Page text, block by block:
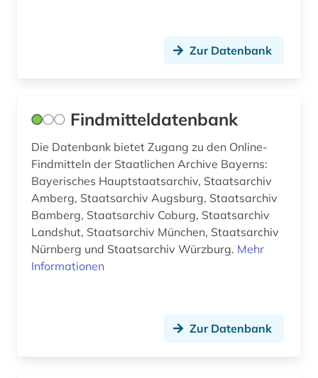
Zur Datenbank
Findmitteldatenbank
Die Datenbank bietet Zugang zu den Online-
Findmitteln der Staatlichen Archive Bayerns:
Bayerisches Hauptstaatsarchiv, Staatsarchiv
Amberg, Staatsarchiv Augsburg, Staatsarchiv
Bamberg, Staatsarchiv Coburg, Staatsarchiv
Landshut, Staatsarchiv München, Staatsarchiv
Nürnberg und Staatsarchiv Würzburg. Mehr
Informationen
Zur Datenbank